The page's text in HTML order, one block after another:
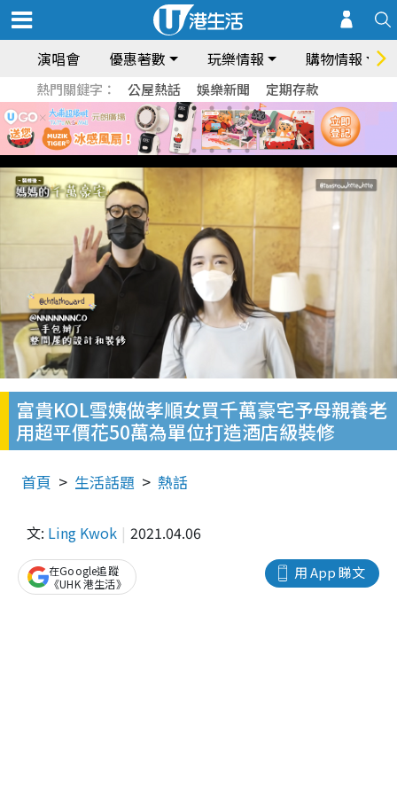
演唱會 優惠著數 玩樂情報 購物情報
熱門關鍵字： 公屋熱話 娛樂新聞 定期存款
富貴KOL雪姨做孝順女買千萬豪宅予母親養老
用超平價花50萬為單位打造酒店級裝修
首頁 生活話題 熱話
文: Ling Kwok 2021.04.06
用 App 睇文
在Google追蹤
《UHK 港生活》